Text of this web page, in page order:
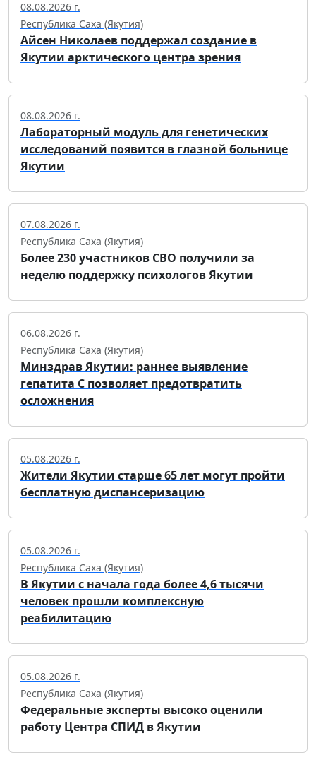
08.08.2026 г.
Республика Саха (Якутия)
Айсен Николаев поддержал создание в
Якутии арктического центра зрения
08.08.2026 г.
Лабораторный модуль для генетических
исследований появится в глазной больнице
Якутии
07.08.2026 г.
Республика Саха (Якутия)
Более 230 участников СВО получили за
неделю поддержку психологов Якутии
06.08.2026 г.
Республика Саха (Якутия)
Минздрав Якутии: раннее выявление
гепатита С позволяет предотвратить
осложнения
05.08.2026 г.
Жители Якутии старше 65 лет могут пройти
бесплатную диспансеризацию
05.08.2026 г.
Республика Саха (Якутия)
В Якутии с начала года более 4,6 тысячи
человек прошли комплексную
реабилитацию
05.08.2026 г.
Республика Саха (Якутия)
Федеральные эксперты высоко оценили
работу Центра СПИД в Якутии